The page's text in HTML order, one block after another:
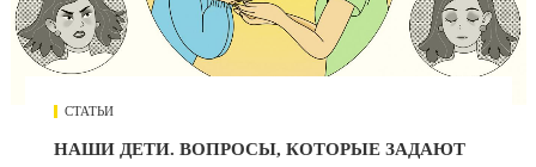
СТАТЬИ
НАШИ ДЕТИ. ВОПРОСЫ, КОТОРЫЕ ЗАДАЮТ